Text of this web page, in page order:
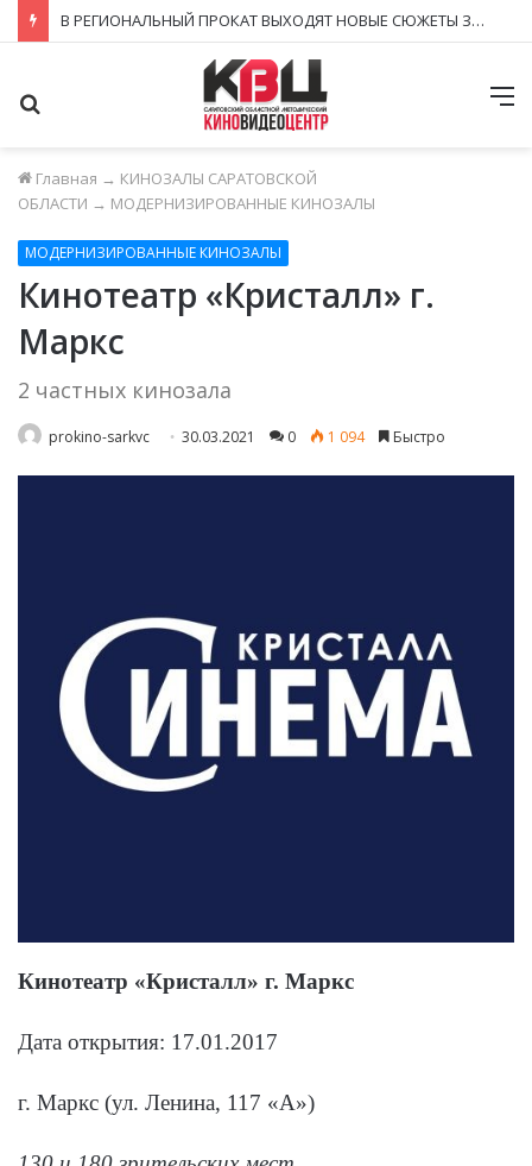
В РЕГИОНАЛЬНЫЙ ПРОКАТ ВЫХОДЯТ НОВЫЕ СЮЖЕТЫ ЗНАКОМЫХ КИНОВСЕЛЕННЫХ
Главная → КИНОЗАЛЫ САРАТОВСКОЙ
ОБЛАСТИ → МОДЕРНИЗИРОВАННЫЕ КИНОЗАЛЫ
МОДЕРНИЗИРОВАННЫЕ КИНОЗАЛЫ
Кинотеатр «Кристалл» г.
Маркс
2 частных кинозала
prokino-sarkvc 30.03.2021 0 1 094 Быстро
Кинотеатр «Кристалл» г. Маркс
Дата открытия: 17.01.2017
г. Маркс (ул. Ленина, 117 «А»)